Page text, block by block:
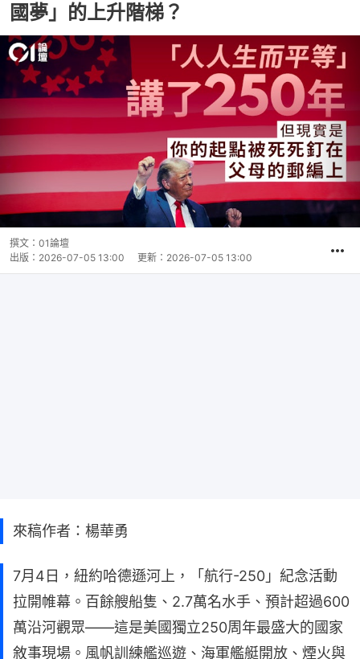
國夢」的上升階梯？
撰文： 01論壇
出版： 2026-07-05 13:00 更新： 2026-07-05 13:00
來稿作者：楊華勇
7月4日，紐約哈德遜河上，「航行-250」紀念活動
拉開帷幕。百餘艘船隻、2.7萬名水手、預計超過600
萬沿河觀眾——這是美國獨立250周年最盛大的國家
敘事現場。風帆訓練艦巡遊、海軍艦艇開放、煙火與